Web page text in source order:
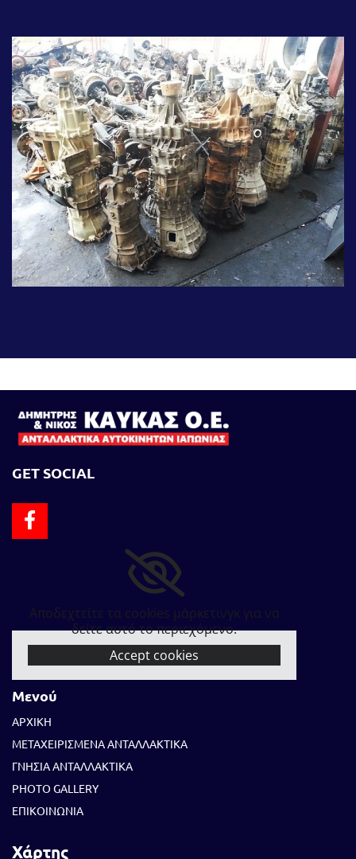
GET SOCIAL
Αποδεχτείτε τα cookies μάρκετινγκ για να
δείτε αυτό το περιεχόμενο.
Accept cookies
Μενού
ΑΡΧΙΚΗ
ΜΕΤΑΧΕΙΡΙΣΜΕΝΑ ΑΝΤΑΛΛΑΚΤΙΚΑ
ΓΝΗΣΙΑ ΑΝΤΑΛΛΑΚΤΙΚΑ
PHOTO GALLERY
ΕΠΙΚΟΙΝΩΝΙΑ
Χάρτης